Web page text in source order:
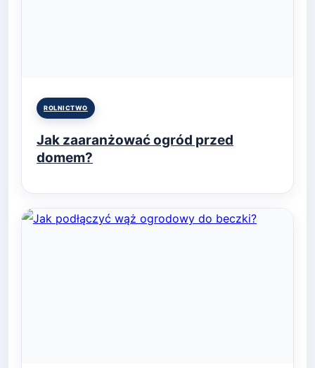
Posted
ROLNICTWO
Jak zaaranżować ogród przed
domem?